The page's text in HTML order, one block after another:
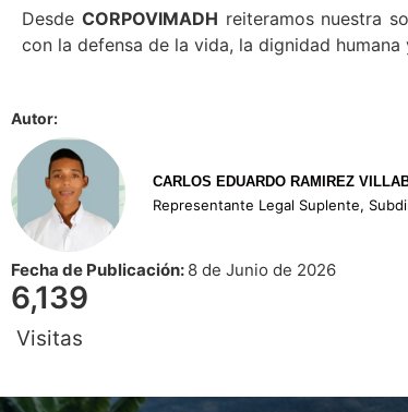
Desde CORPOVIMADH reiteramos nuestra
con la defensa de la vida, la dignidad
Autor:
CARLOS EDUARDO RAMIREZ
Representante Legal Suplente,
Fecha de Publicación: 8 de Junio de 2026
Visitas
6,139